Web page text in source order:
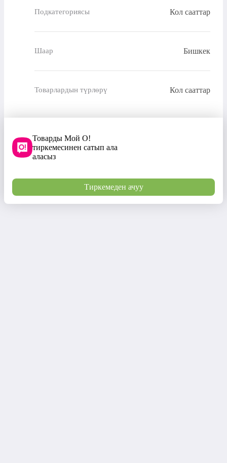
Подкатегориясы Кол сааттар
Шаар Бишкек
Товарлардын түрлөрү Кол сааттар
Товарды Мой О!
тиркемесинен сатып ала
аласыз
Тиркемеден ачуу